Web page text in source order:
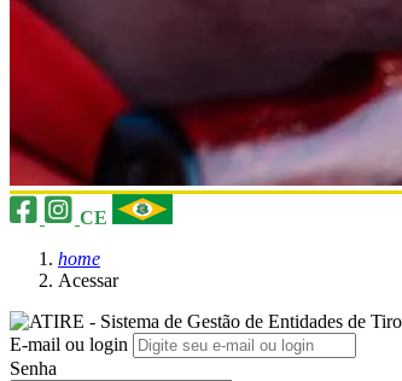
CE
home
Acessar
E-mail ou login
Senha